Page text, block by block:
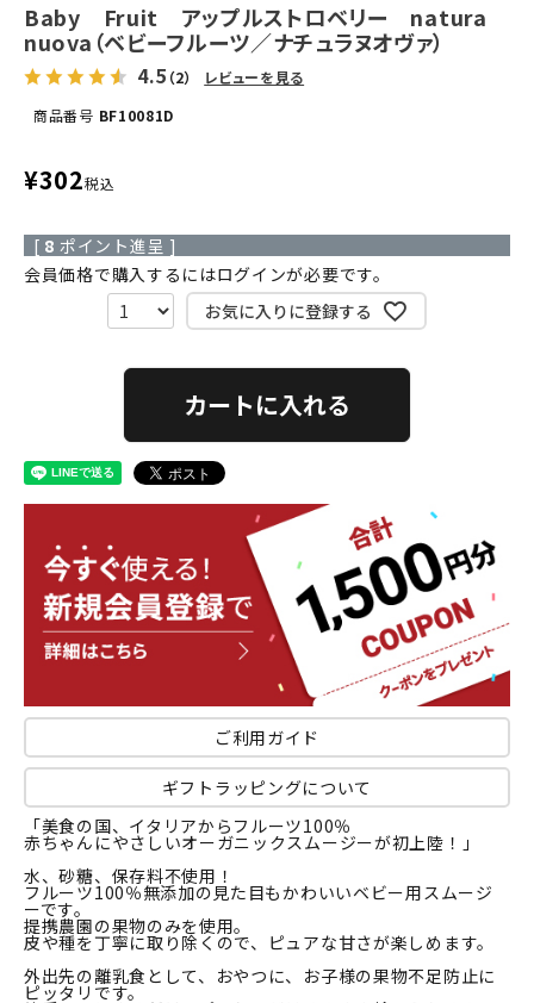
Baby Fruit アップルストロベリー natura
nuova（ベビーフルーツ／ナチュラヌオヴァ）
4.5 （2）
レビューを見る
商品番号 BF10081D
¥302税込
[ 8 ポイント進呈 ]
会員価格で購入するにはログインが必要です。
お気に入りに登録する
カートに入れる
ご利用ガイド
ギフトラッピングについて
「美食の国、イタリアからフルーツ100％
赤ちゃんにやさしいオーガニックスムージーが初上陸！」
水、砂糖、保存料不使用！
フルーツ100％無添加の見た目もかわいいベビー用スムージ
ーです。
提携農園の果物のみを使用。
皮や種を丁寧に取り除くので、ピュアな甘さが楽しめます。
外出先の離乳食として、おやつに、お子様の果物不足防止に
ピッタリです。